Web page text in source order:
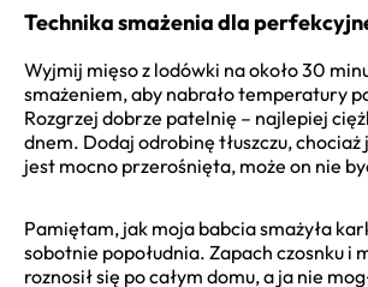
Technika smażenia dla
Wyjmij mięso z lodówki na około 30
smażeniem, aby nabrało temperatury
Rozgrzej dobrze patelnię – najlepiej
dnem. Dodaj odrobinę tłuszczu,
jest mocno przerośnięta, może on nie
Pamiętam, jak moja babcia smażyła
sobotnie popołudnia. Zapach czosnku i
roznosił się po całym domu, a ja nie